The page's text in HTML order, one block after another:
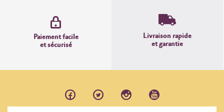
Paiement facile
et sécurisé
Livraison rapide
et garantie